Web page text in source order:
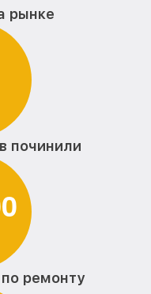
рынке
починили
0
ремонту